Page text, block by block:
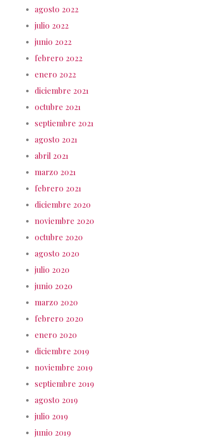
agosto 2022
julio 2022
junio 2022
febrero 2022
enero 2022
diciembre 2021
octubre 2021
septiembre 2021
agosto 2021
abril 2021
marzo 2021
febrero 2021
diciembre 2020
noviembre 2020
octubre 2020
agosto 2020
julio 2020
junio 2020
marzo 2020
febrero 2020
enero 2020
diciembre 2019
noviembre 2019
septiembre 2019
agosto 2019
julio 2019
junio 2019